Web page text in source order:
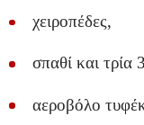
χειροπέδες,
σπαθί και τρία
αεροβόλο